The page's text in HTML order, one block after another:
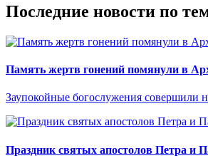
Последние новости по
Память жертв гонений помянули в
Заупокойные богослужения совершили
Праздник святых апостолов Петра и